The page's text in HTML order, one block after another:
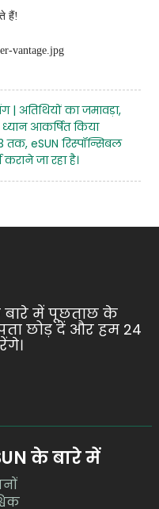
हैं!
| अतिथियों का जमावड़ा,
आकर्षित किया
eSUN रिस्पॉन्सिबल
जा रहा है।
बारे में पूछताछ के
छोड़ दें और हम 24
के बारे में